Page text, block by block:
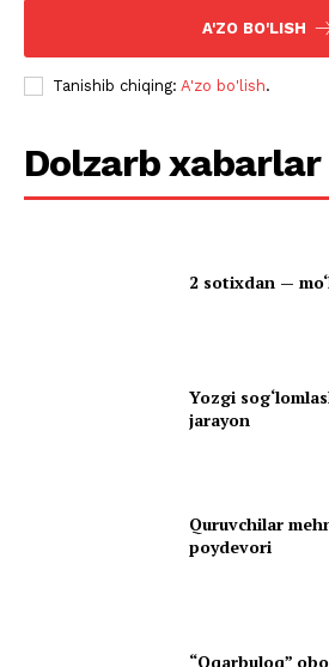
A'ZO BO'LISH
Tanishib chiqing: A'zo bo'lish.
Dolzarb xabarlar
2 sotixdan —
Yozgi
jarayon
Quruvchilar
poydevori
“Oqarbuloq”